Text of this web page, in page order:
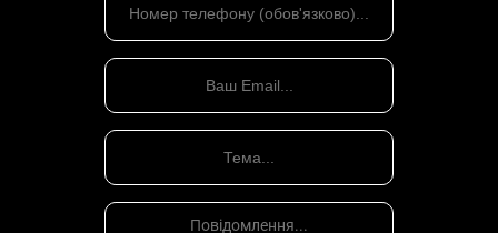
власник будинку тим, кому була виділена ділянка, або чи
належить будинок особі, яка успадкувала її, в результаті
вільної приватизації земельної ділянки в Україні (від 15.03.1991
– з дня набрання чинності Земельним кодексом України від
18.12.1990 року) власник багатоквартирного будинку не
користувався правом його приватизації, вважається, що земля
(партнерство). І ділянка була виділена цією структурою в